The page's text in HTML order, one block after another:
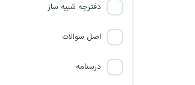
دفترچه شبیه ساز
اصل سوالات
درسنامه
خدماتی آموزش و پرورش
فراخوان تاسیس دفاتر پلیس +
10